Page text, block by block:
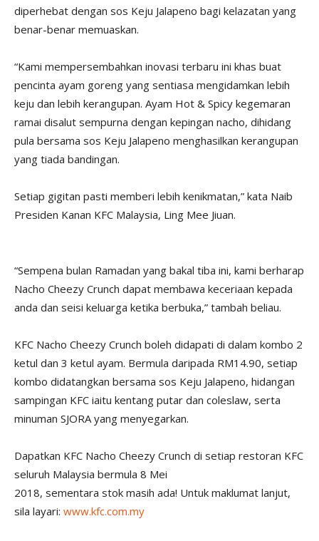
diperhebat dengan sos Keju Jalapeno bagi kelazatan yang
benar-benar memuaskan.
“Kami mempersembahkan inovasi terbaru ini khas buat
pencinta ayam goreng yang sentiasa mengidamkan lebih
keju dan lebih kerangupan. Ayam Hot & Spicy kegemaran
ramai disalut sempurna dengan kepingan nacho, dihidang
pula bersama sos Keju Jalapeno menghasilkan kerangupan
yang tiada bandingan.
Setiap gigitan pasti memberi lebih kenikmatan,” kata Naib
Presiden Kanan KFC Malaysia, Ling Mee Jiuan.
“Sempena bulan Ramadan yang bakal tiba ini, kami berharap
Nacho Cheezy Crunch dapat membawa keceriaan kepada
anda dan seisi keluarga ketika berbuka,” tambah beliau.
KFC Nacho Cheezy Crunch boleh didapati di dalam kombo 2
ketul dan 3 ketul ayam. Bermula daripada RM14.90, setiap
kombo didatangkan bersama sos Keju Jalapeno, hidangan
sampingan KFC iaitu kentang putar dan coleslaw, serta
minuman SJORA yang menyegarkan.
Dapatkan KFC Nacho Cheezy Crunch di setiap restoran KFC
seluruh Malaysia bermula 8 Mei
2018, sementara stok masih ada! Untuk maklumat lanjut,
sila layari: www.kfc.com.my